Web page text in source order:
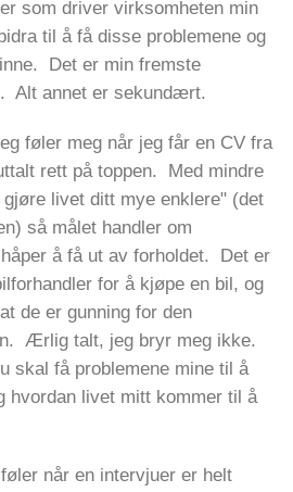
som driver virksomheten min
til å få disse problemene og
Det er min fremste
Alt annet er sekundært.
føler meg når jeg får en CV fra
rett på toppen. Med mindre
livet ditt mye enklere" (det
så målet handler om
å få ut av forholdet. Det er
for å kjøpe en bil, og
de er gunning for den
Ærlig talt, jeg bryr meg ikke.
skal få problemene mine til å
hvordan livet mitt kommer til å
når en intervjuer er helt